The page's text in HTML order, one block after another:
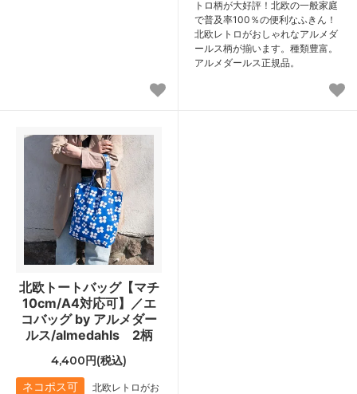
トロ柄が大好評！北欧の一般家庭
で普及率100％の便利なふきん！
北欧レトロがおしゃれなアルメダ
ールス柄が揃います。種類豊富。
アルメダールス正規品。
北欧トートバッグ【マチ
10cm/A4対応可】／エ
コバッグ by アルメダー
ルス/almedahls 2柄
4,400円(税込)
ネコポス可
北欧レトロがお